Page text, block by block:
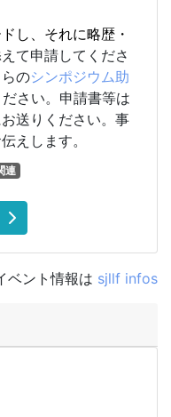
し、それに略歴・
て申請してくださ
のシンポジウム助
さい。申請書等は
送りください。事
えします。
連
ベント情報は sjllf infos